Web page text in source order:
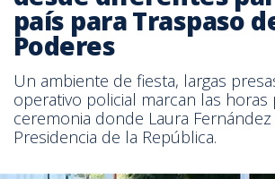
país para Traspaso
Poderes
Un ambiente de fiesta, largas
operativo policial marcan las horas
ceremonia donde Laura
Presidencia de la República.